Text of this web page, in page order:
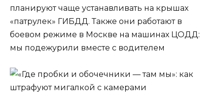
планируют чаще устанавливать на крышах
«патрулек» ГИБДД. Также они работают в
боевом режиме в Москве на машинах ЦОДД:
мы подежурили вместе с водителем